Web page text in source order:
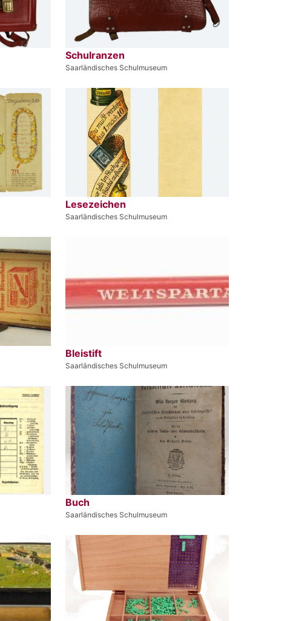
Schulranzen
Saarländisches Schulmuseum
Lesezeichen
Saarländisches Schulmuseum
Bleistift
Saarländisches Schulmuseum
Buch
Saarländisches Schulmuseum